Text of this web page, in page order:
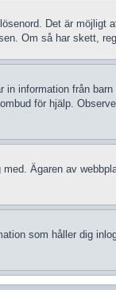
Det är
Om så har skett,
information från
för hjälp.
Ägaren av
som håller dig